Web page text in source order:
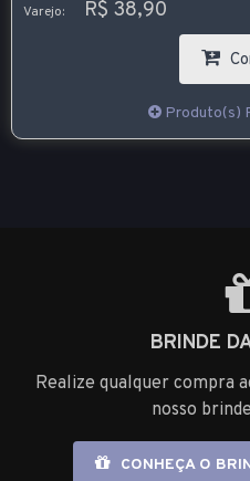
Varejo: R$ 38,90
Produto(s)
BRINDE
Realize qualquer compra
nosso
CONHEÇA O